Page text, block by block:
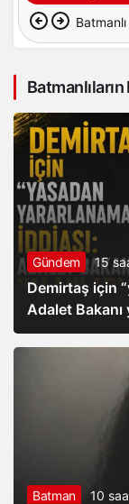
Gündem 15
Demirtaş için
Adalet Bakanı
Batman 10